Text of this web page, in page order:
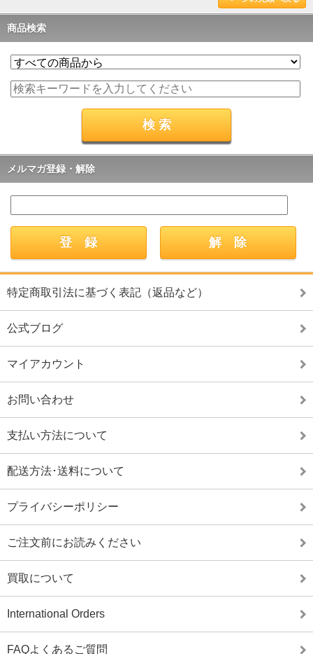
商品検索
メルマガ登録・解除
特定商取引法に基づく表記（返品など）
公式ブログ
マイアカウント
お問い合わせ
支払い方法について
配送方法･送料について
プライバシーポリシー
ご注文前にお読みください
買取について
International Orders
FAQよくあるご質問